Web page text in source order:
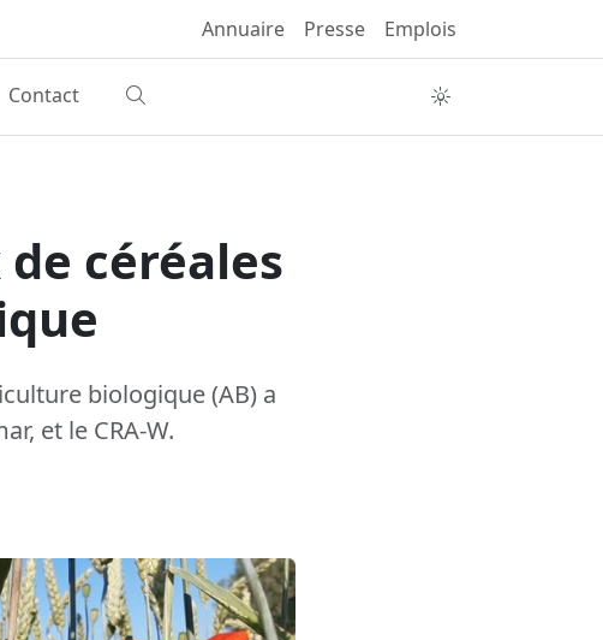
Annuaire Presse Emplois
Contact
céréales
biologique (AB) a
et le CRA-W.